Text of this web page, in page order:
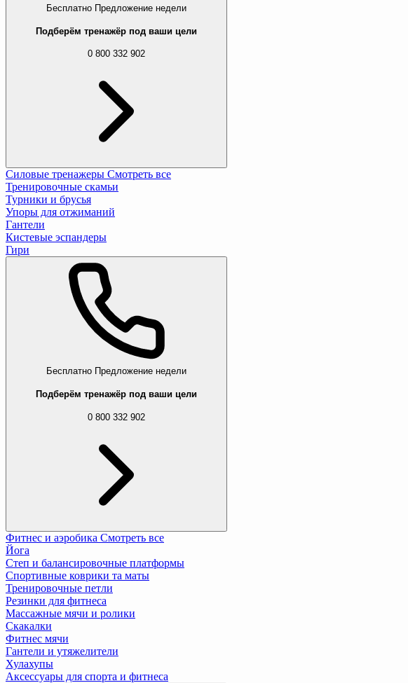
Бесплатно Предложение недели
Подберём тренажёр под ваши цели
0 800 332 902
Силовые тренажеры Смотреть все
Тренировочные скамьи
Турники и брусья
Упоры для отжиманий
Гантели
Кистевые эспандеры
Гири
Бесплатно Предложение недели
Подберём тренажёр под ваши цели
0 800 332 902
Фитнес и аэробика Смотреть все
Йога
Степ и балансировочные платформы
Спортивные коврики та маты
Тренировочные петли
Резинки для фитнеса
Массажные мячи и ролики
Скакалки
Фитнес мячи
Гантели и утяжелители
Хулахупы
Аксессуары для спорта и фитнеса